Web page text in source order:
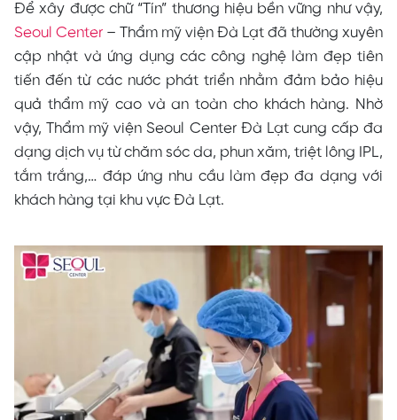
Để xây được chữ “Tín” thương hiệu bền vững như vậy,
Seoul Center – Thẩm mỹ viện Đà Lạt đã thường xuyên
cập nhật và ứng dụng các công nghệ làm đẹp tiên
tiến đến từ các nước phát triển nhằm đảm bảo hiệu
quả thẩm mỹ cao và an toàn cho khách hàng. Nhờ
vậy, Thẩm mỹ viện Seoul Center Đà Lạt cung cấp đa
dạng dịch vụ từ chăm sóc da, phun xăm, triệt lông IPL,
tắm trắng,… đáp ứng nhu cầu làm đẹp đa dạng với
khách hàng tại khu vực Đà Lạt.